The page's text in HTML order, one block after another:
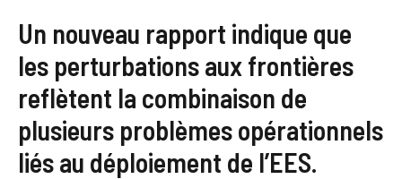
Un nouveau rapport indique que
les perturbations aux frontières
reflètent la combinaison de
plusieurs problèmes opérationnels
liés au déploiement de l’EES.